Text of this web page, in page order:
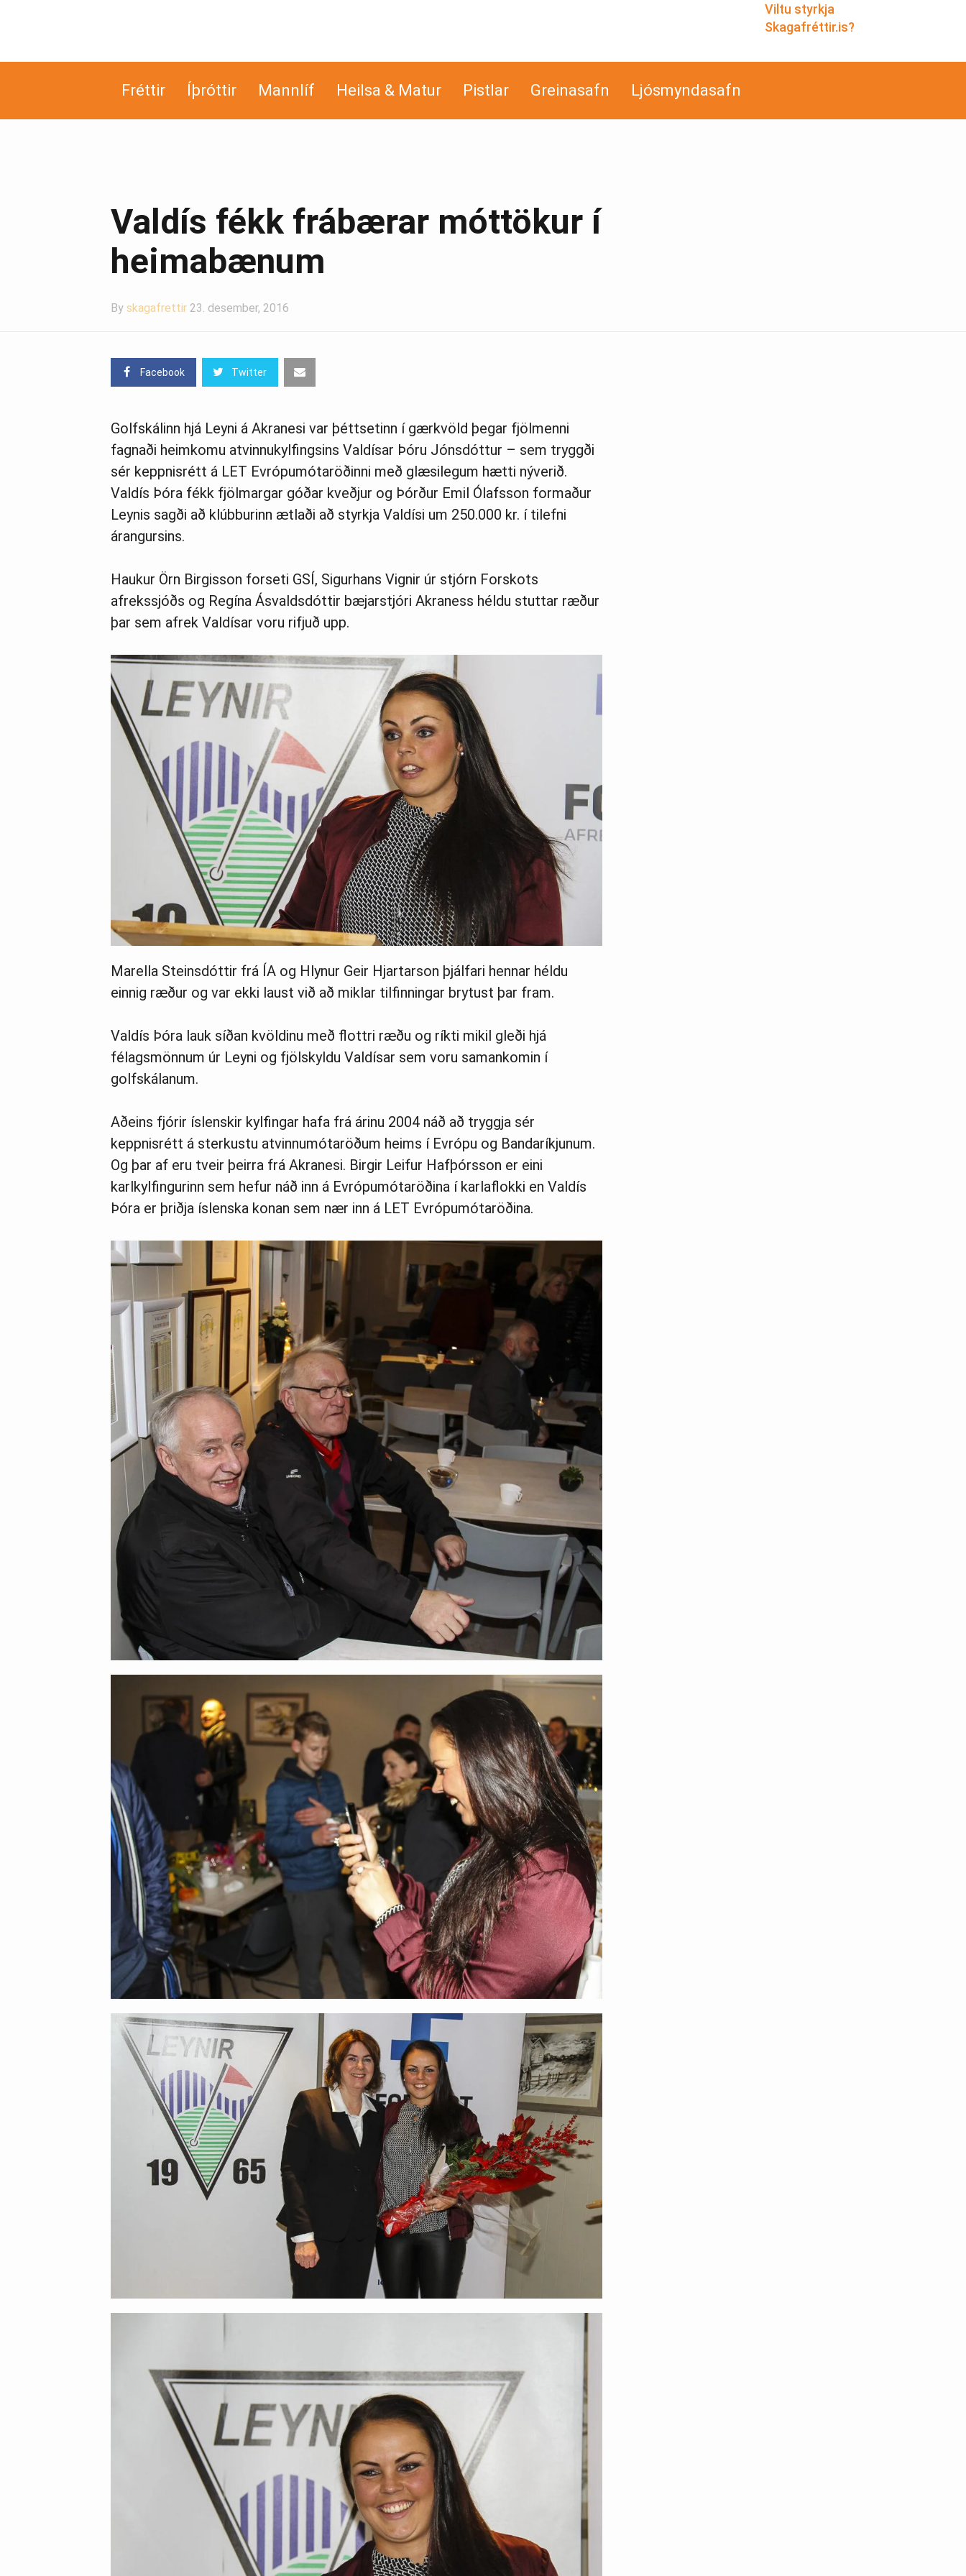
Viltu styrkja
Skagafréttir.is?
Fréttir Íþróttir Mannlíf Heilsa & Matur Pistlar Greinasafn Ljósmyndasafn
Valdís fékk frábærar móttökur í
heimabænum
By skagafrettir 23. desember, 2016
Facebook Twitter
Golfskálinn hjá Leyni á Akranesi var þéttsetinn í gærkvöld þegar fjölmenni
fagnaði heimkomu atvinnukylfingsins Valdísar Þóru Jónsdóttur – sem tryggði
sér keppnisrétt á LET Evrópumótaröðinni með glæsilegum hætti nýverið.
Valdís Þóra fékk fjölmargar góðar kveðjur og Þórður Emil Ólafsson formaður
Leynis sagði að klúbburinn ætlaði að styrkja Valdísi um 250.000 kr. í tilefni
árangursins.
Haukur Örn Birgisson forseti GSÍ, Sigurhans Vignir úr stjórn Forskots
afrekssjóðs og Regína Ásvaldsdóttir bæjarstjóri Akraness héldu stuttar ræður
þar sem afrek Valdísar voru rifjuð upp.
Marella Steinsdóttir frá ÍA og Hlynur Geir Hjartarson þjálfari hennar héldu
einnig ræður og var ekki laust við að miklar tilfinningar brytust þar fram.
Valdís Þóra lauk síðan kvöldinu með flottri ræðu og ríkti mikil gleði hjá
félagsmönnum úr Leyni og fjölskyldu Valdísar sem voru samankomin í
golfskálanum.
Aðeins fjórir íslenskir kylfingar hafa frá árinu 2004 náð að tryggja sér
keppnisrétt á sterkustu atvinnumótaröðum heims í Evrópu og Bandaríkjunum.
Og þar af eru tveir þeirra frá Akranesi. Birgir Leifur Hafþórsson er eini
karlkylfingurinn sem hefur náð inn á Evrópumótaröðina í karlaflokki en Valdís
Þóra er þriðja íslenska konan sem nær inn á LET Evrópumótaröðina.